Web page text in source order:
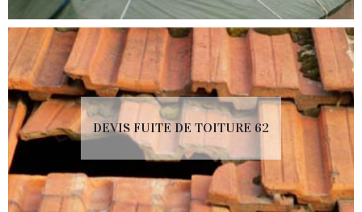
DEVIS FUITE DE TOITURE 62